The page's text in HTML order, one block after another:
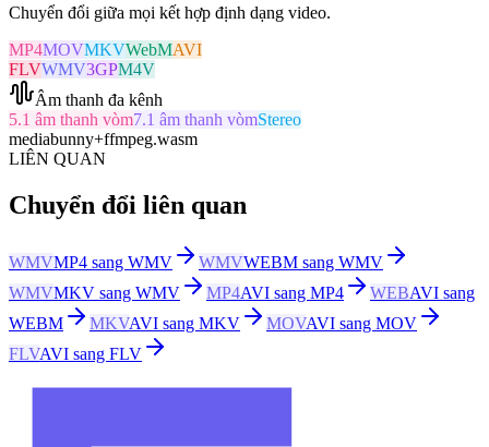
Chuyển đổi giữa mọi kết hợp định dạng video.
MP4MOVMKVWebMAVI
FLVWMV3GPM4V
Âm thanh đa kênh
5.1 âm thanh vòm7.1 âm thanh vòmStereo
mediabunny+ffmpeg.wasm
LIÊN QUAN
Chuyển đổi liên quan
WMVMP4 sang WMV WMVWEBM sang WMV
WMVMKV sang WMV MP4AVI sang MP4 WEBAVI sang
WEBM
MKVAVI sang MKV MOVAVI sang MOV
FLVAVI sang FLV